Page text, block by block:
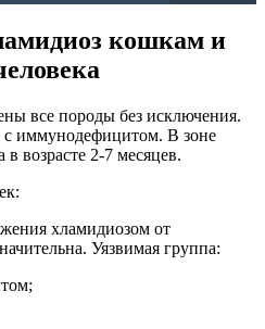
кошкам и
все породы без исключения.
иммунодефицитом. В зоне
в возрасте 2-7 месяцев.
хламидиозом от
Уязвимая группа: